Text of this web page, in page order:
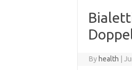
By health